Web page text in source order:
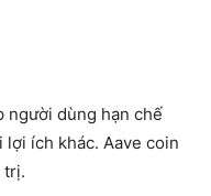
người dùng hạn chế
ích khác. Aave coin
trị.